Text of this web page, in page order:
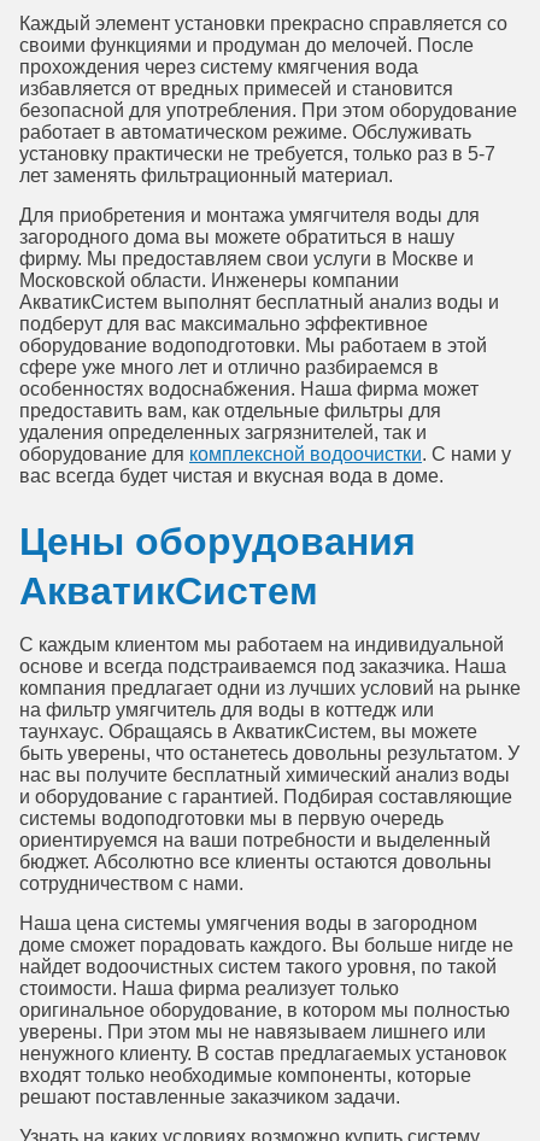
Каждый элемент установки прекрасно справляется со
своими функциями и продуман до мелочей. После
прохождения через систему кмягчения вода
избавляется от вредных примесей и становится
безопасной для употребления. При этом оборудование
работает в автоматическом режиме. Обслуживать
установку практически не требуется, только раз в 5-7
лет заменять фильтрационный материал.
Для приобретения и монтажа умягчителя воды для
загородного дома вы можете обратиться в нашу
фирму. Мы предоставляем свои услуги в Москве и
Московской области. Инженеры компании
АкватикСистем выполнят бесплатный анализ воды и
подберут для вас максимально эффективное
оборудование водоподготовки. Мы работаем в этой
сфере уже много лет и отлично разбираемся в
особенностях водоснабжения. Наша фирма может
предоставить вам, как отдельные фильтры для
удаления определенных загрязнителей, так и
оборудование для комплексной водоочистки. С нами у
вас всегда будет чистая и вкусная вода в доме.
Цены оборудования
АкватикСистем
С каждым клиентом мы работаем на индивидуальной
основе и всегда подстраиваемся под заказчика. Наша
компания предлагает одни из лучших условий на рынке
на фильтр умягчитель для воды в коттедж или
таунхаус. Обращаясь в АкватикСистем, вы можете
быть уверены, что останетесь довольны результатом. У
нас вы получите бесплатный химический анализ воды
и оборудование с гарантией. Подбирая составляющие
системы водоподготовки мы в первую очередь
ориентируемся на ваши потребности и выделенный
бюджет. Абсолютно все клиенты остаются довольны
сотрудничеством с нами.
Наша цена системы умягчения воды в загородном
доме сможет порадовать каждого. Вы больше нигде не
найдет водоочистных систем такого уровня, по такой
стоимости. Наша фирма реализует только
оригинальное оборудование, в котором мы полностью
уверены. При этом мы не навязываем лишнего или
ненужного клиенту. В состав предлагаемых установок
входят только необходимые компоненты, которые
решают поставленные заказчиком задачи.
Узнать на каких условиях возможно купить систему